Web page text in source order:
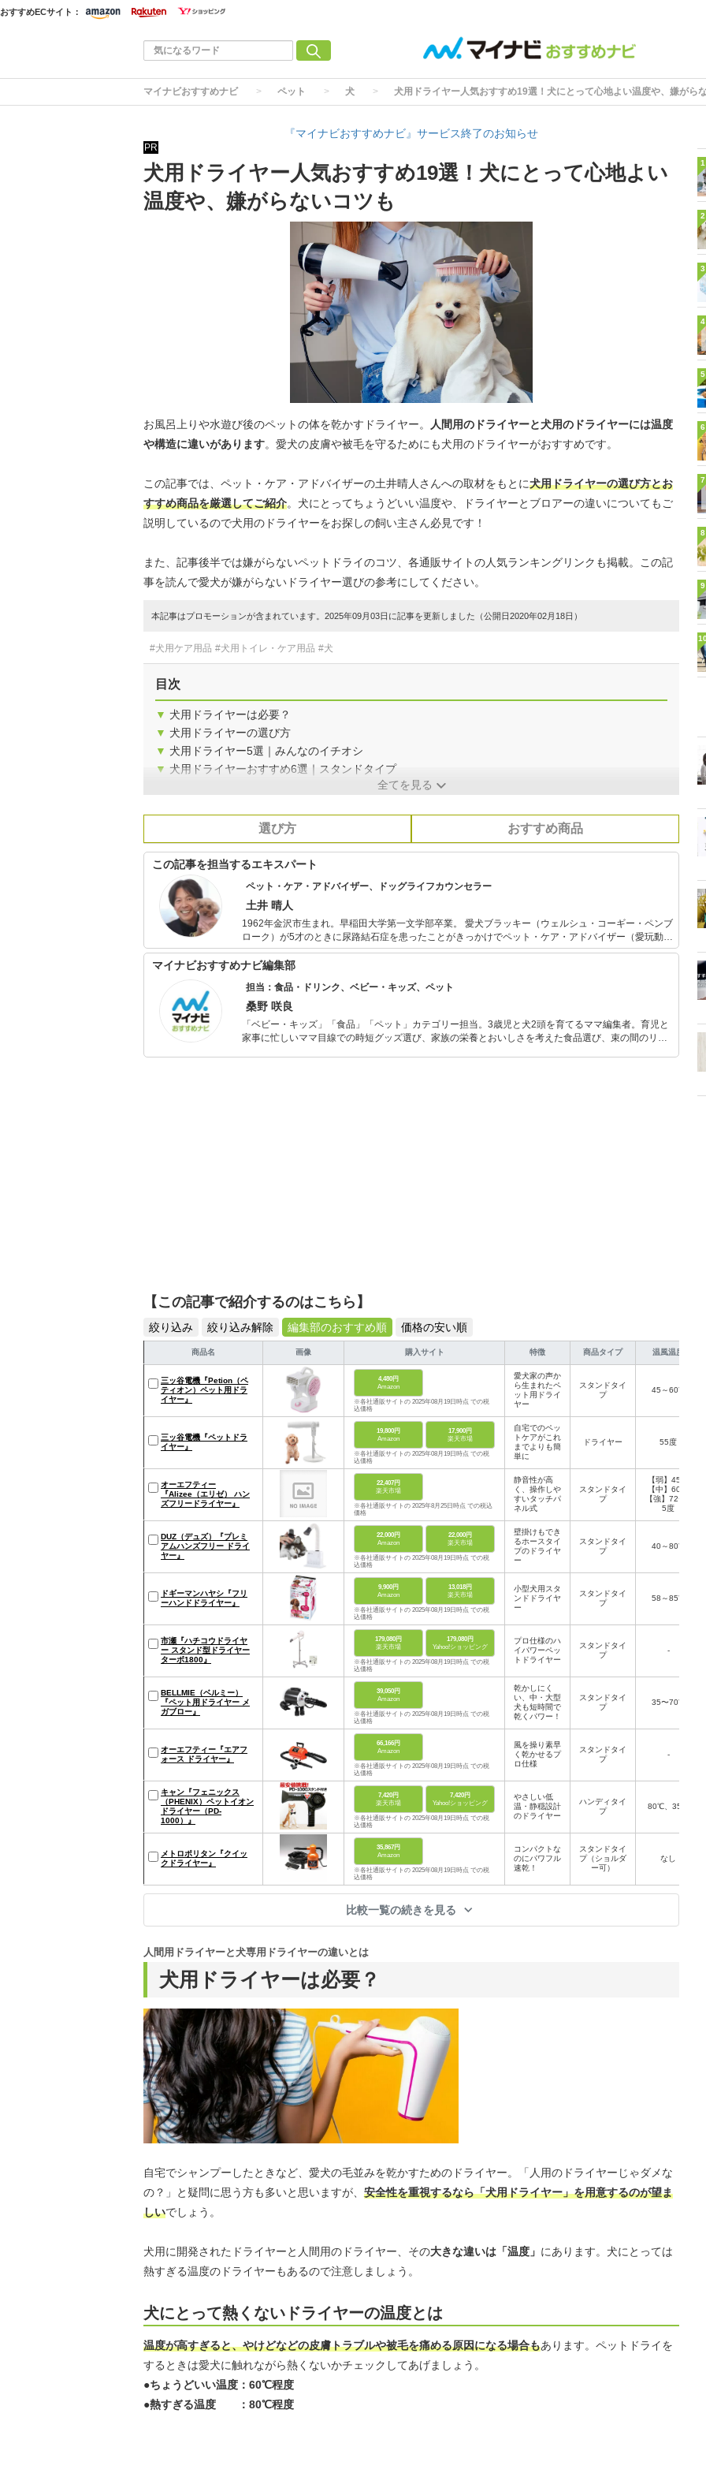
おすすめECサイト：
マイナビおすすめナビ ペット 犬 犬用ドライヤー人気おすすめ19選！犬にとって心地よい温度や、嫌がら
『マイナビおすすめナビ』サービス終了のお知らせ
PR
犬用ドライヤー人気おすすめ19選！犬にとって心地よい
温度や、嫌がらないコツも
お風呂上りや水遊び後のペットの体を乾かすドライヤー。
人間用のドライヤーと犬用のドライヤーには温度
や構造に違いがあります。愛犬の皮膚や被毛を守るためにも犬用のドライヤーがおすすめです。
この記事では、ペット・ケア・アドバイザーの土井晴人さんへの取材をもとに犬用ドライヤーの選び方とお
すすめ商品を厳選してご紹介。犬にとってちょうどいい温度や、ドライヤーとブロアーの違いについてもご
説明しているので犬用のドライヤーをお探しの飼い主さん必見です！
また、記事後半では嫌がらないペットドライのコツ、各通販サイトの人気ランキングリンクも掲載。この記
事を読んで愛犬が嫌がらないドライヤー選びの参考にしてください。
本記事はプロモーションが含まれています。2025年09月03日に記事を更新しました（公開日2020年02月18日）
#犬用ケア用品 #犬用トイレ・ケア用品 #犬
目次
▼ 犬用ドライヤーは必要？
▼ 犬用ドライヤーの選び方
▼ 犬用ドライヤー5選｜みんなのイチオシ
▼ 犬用ドライヤーおすすめ6選｜スタンドタイプ
全てを見る
選び方 おすすめ商品
この記事を担当するエキスパート
ペット・ケア・アドバイザー、ドッグライフカウンセラー
土井 晴人
1962年金沢市生まれ。早稲田大学第一文学部卒業。 愛犬ブラッキー（ウェルシュ・コーギー・ペンブ
ローク）が5才のときに尿路結石症を患ったことがきっかけでペット・ケア・アドバイザー（愛玩動物
飼養管理士）１級資格を取得（2000年）。 コラムやラジオでのペット・ケア・アドバイスのほか、駒
澤大学総合教育研究部日本文化部門で「非言語コミュニケーション」の非常勤講師（授業終了）を務
が12才のとき変形性脊椎症にかかり下半身不随状態に。 その後、2年半の完全介護生活を送り犬の介
護の厳しさを経験（2007年 永眠）。 2010年よりトイ・プードルの小夏と暮らす。 2014年、ドッグラ
イフカウンセラーの資格を取得。 犬のしつけは犬を自分に服従させたり制御して調教するのではな
く、犬の意識を育てて考えるチカラを身につけさせることが大切と痛感。 座右の銘は「意識が変われ
ば 景色が変わる」
マイナビおすすめナビ編集部
担当：食品・ドリンク、ベビー・キッズ、ペット
桑野 咲良
「ベビー・キッズ」「食品」「ペット」カテゴリー担当。3歳児と犬2頭を育てるママ編集者。育児と
家事に忙しいママ目線での時短グッズ選び、家族の栄養とおいしさを考えた食品選び、束の間のリラ
【この記事で紹介するのはこちら】
絞り込み 絞り込み解除 編集部のおすすめ順 価格の安い順
商品名 画像 購入サイト 特徴 商品タイプ 温風温度
三ッ谷電機『Petion（ペ
ティオン）ペット用ドラ
イヤー』
4,480円
Amazon
※各社通販サイトの 2025年08月19日時点 での税
込価格
愛犬家の声か
ら生まれたペ
ット用ドライ
ヤー
スタンドタイ
プ
45～60℃
三ッ谷電機『ペットドラ
イヤー』
19,800円
Amazon
17,900円
楽天市場
※各社通販サイトの 2025年08月19日時点 での税
込価格
自宅でのペッ
トケアがこれ
までよりも簡
単に
ドライヤー 55度
オーエフティー
『Alizee（エリゼ） ハン
ズフリードライヤー』
22,407円
楽天市場
※各社通販サイトの 2025年8月25日時点 での税込
価格
静音性が高
く、操作しや
すいタッチパ
ネル式
スタンドタイ
プ
【弱】45度
【中】60度
【強】72〜8
5度
DUZ（デュズ）『プレミ
アムハンズフリー ドライ
ヤー』
22,000円
Amazon
22,000円
楽天市場
※各社通販サイトの 2025年08月19日時点 での税
込価格
壁掛けもでき
るホースタイ
プのドライヤ
ー
スタンドタイ
プ
40～80℃
ドギーマンハヤシ『フリ
ーハンドドライヤー』
9,900円
Amazon
13,018円
楽天市場
※各社通販サイトの 2025年08月19日時点 での税
込価格
小型犬用スタ
ンドドライヤ
ー
スタンドタイ
プ
58～85℃
市瀬『ハチコウドライヤ
ー スタンド型ドライヤー
ターボ1800』
179,080円
楽天市場
179,080円
Yahoo!ショッピング
※各社通販サイトの 2025年08月19日時点 での税
込価格
プロ仕様のハ
イパワーペッ
トドライヤー
スタンドタイ
プ
-
BELLMIE（ベルミー）
『ペット用ドライヤー メ
ガブロー』
39,050円
Amazon
※各社通販サイトの 2025年08月19日時点 での税
込価格
乾かしにく
い、中・大型
犬も短時間で
乾くパワー！
スタンドタイ
プ
35〜70℃
オーエフティー『エアフ
ォース ドライヤー』
66,166円
Amazon
※各社通販サイトの 2025年08月19日時点 での税
込価格
風を操り素早
く乾かせるプ
ロ仕様
スタンドタイ
プ
-
キャン『フェニックス
（PHENIX）ペットイオン
ドライヤー（PD-
1000）』
7,420円
楽天市場
7,420円
Yahoo!ショッピング
※各社通販サイトの 2025年08月19日時点 での税
込価格
やさしい低
温・静穏設計
のドライヤー
ハンディタイ
プ
80℃、35℃
メトロポリタン『クイッ
クドライヤー』
35,867円
Amazon
※各社通販サイトの 2025年08月19日時点 での税
込価格
コンパクトな
のにパワフル
速乾！
スタンドタイ
プ（ショルダ
ー可）
なし
比較一覧の続きを見る
犬用ドライヤーは必要？
人間用ドライヤーと犬専用ドライヤーの違いとは
自宅でシャンプーしたときなど、愛犬の毛並みを乾かすためのドライヤー。「人用のドライヤーじゃダメな
の？」と疑問に思う方も多いと思いますが、 安全性を重視するなら「犬用ドライヤー」を用意するのが望ま
しいでしょう。
犬用に開発されたドライヤーと人間用のドライヤー、その大きな違いは「温度」 にあります。犬にとっては
熱すぎる温度のドライヤーもあるので注意しましょう。
犬にとって熱くないドライヤーの温度とは
温度が高すぎると、やけどなどの皮膚トラブルや被毛を痛める原因になる場合もあります。ペットドライを
するときは愛犬に触れながら熱くないかチェックしてあげましょう。
●ちょうどいい温度：60℃程度
●熱すぎる温度 ：80℃程度
1
2
3
4
5
6
7
8
9